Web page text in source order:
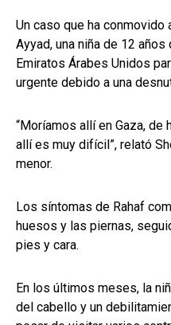
Un caso que ha conmovido
Ayyad, una niña de 12
Emiratos Árabes Unidos
urgente debido a una
“Moríamos allí en Gaza, de
allí es muy difícil”, relató
menor.
Los síntomas de Rahaf
huesos y las piernas,
pies y cara.
En los últimos meses, la
del cabello y un